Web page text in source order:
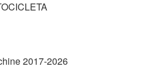
2017-2026